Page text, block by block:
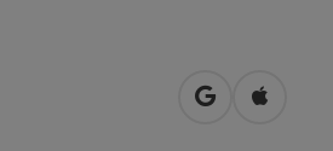
in Google
in